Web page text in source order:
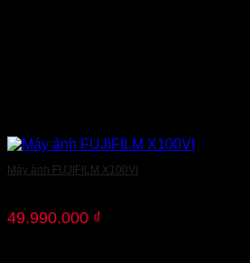
Máy ảnh FUJIFILM X100VI
49.990.000 ₫